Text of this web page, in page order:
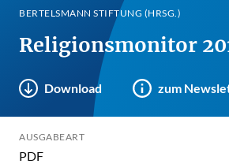
BERTELSMANN STIFTUNG (HRSG.)
Religionsmonitor
Download zum
AUSGABEART
PDF